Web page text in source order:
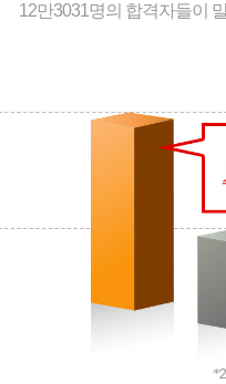
12만3031명의 합격자들이
*